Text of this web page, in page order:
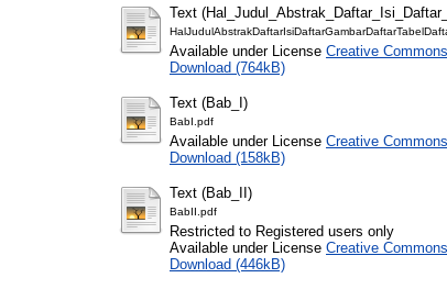
Text
Available under License Creative
Download (764kB)
Text (Bab_I)
BabI.pdf
Available under License Creative
Download (158kB)
Text (Bab_II)
BabII.pdf
Restricted to Registered users only
Available under License Creative
Download (446kB)